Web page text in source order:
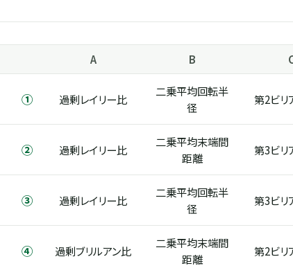
A B
① 過剰レイリー比
二乗平均回転半
径
第2ビリ
② 過剰レイリー比
二乗平均末端間
距離
第3ビリ
③ 過剰レイリー比
二乗平均回転半
径
第3ビリ
④ 過剰ブリルアン比
二乗平均末端間
距離
第2ビリ